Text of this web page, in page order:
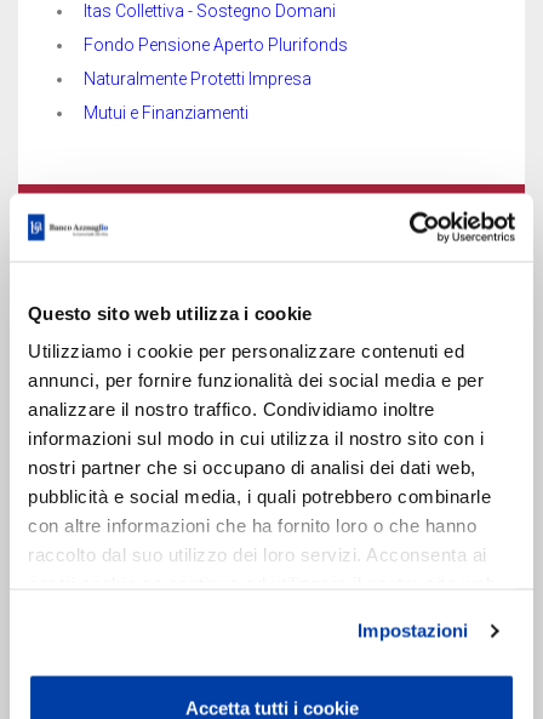
Questo sito web utilizza i cookie
Utilizziamo i cookie per personalizzare contenuti ed
annunci, per fornire funzionalità dei social media e per
analizzare il nostro traffico. Condividiamo inoltre
informazioni sul modo in cui utilizza il nostro sito con i
nostri partner che si occupano di analisi dei dati web,
pubblicità e social media, i quali potrebbero combinarle
con altre informazioni che ha fornito loro o che hanno
raccolto dal suo utilizzo dei loro servizi. Acconsenta ai
Impostazioni
Accetta tutti i cookie
Itas Collettiva - Sostegno Domani
Fondo Pensione Aperto Plurifonds
Naturalmente Protetti Impresa
Mutui e Finanziamenti